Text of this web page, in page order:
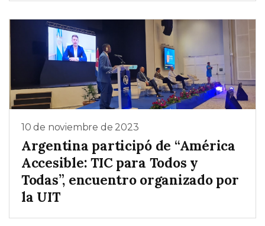
10 de noviembre de 2023
Argentina participó de “América
Accesible: TIC para Todos y
Todas”, encuentro organizado por
la UIT